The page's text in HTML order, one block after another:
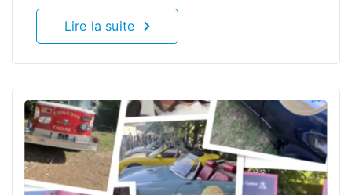
Lire la suite